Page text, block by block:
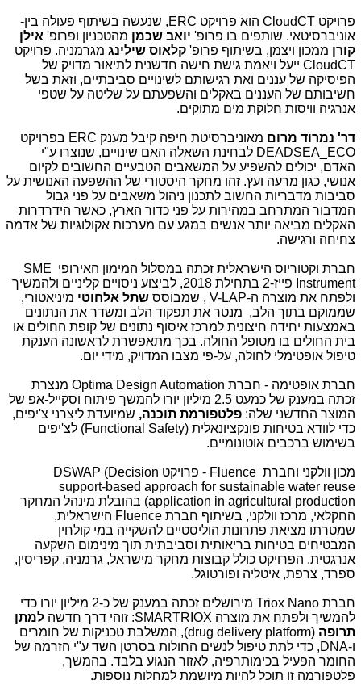
פרויקט CloudCT הוא פרויקט ERC, שנעשה בשיתוף פעולה בין-
אוניברסיטאי. שותפים בו פרופ' יואב שכמן מהטכניון ופרופ' אילן
קורן ממכון ויצמן, בשיתוף פרופ' קלאוס שילינג מגרמניה. פרויקט
CloudCT ייעל ויאמת גישת חישה חדשנית לתיאור מדויק של
הפיסיקה של עננים ואת רגישותם לשינויים סביבתיים, וזאת בשל
חשיבותם של העננים באקלים והשפעתם על שליטה על שטפי
אנרגיה וויסות חלוקת מים מתוקים.
דר' נמרוד מרום מאוניברסיטת חיפה קיבל מענק ERC בפרויקט
DEADSEA_ECO לבחינת השאלה האם שינויים, שנוצרו ע"י
האדם, יכולים להשפיע על המשאבים הטבעיים החשובים לקיום
אנושי, כגון מרעה ועץ. זהו מחקר היסטורי של ההשפעה האנושית על
סביבות מדבריות החשוב לתכנון ניהול משאבים על פני גבול
המדבור המתרחב במהירות על פני כדור הארץ, כאשר הידרדרות
האקלים מביאה יותר אנשים במגע עם מערכות אקולוגיות של אדמה
צחיחה ורגישה.
חברת וקטוריוס הישראלית זכתה במסלול המימון האירופי SME
Instrument
פייז-2 בתחילת 2018, לביצוע ניסויים קליניים ולהמשיך
ולפתח את מוצרה ה-V-LAP , שמבוסס שתל אלחוטי מיניאטורי,
שממוקם בתוך הלב, מנטר את תפקוד הלב ומשדר את הנתונים
באמצעות יחידה חיצונית למרכז איסוף נתונים של קופת החולים או
בית החולים בו מטופל החולה. בכך מתאפשרת לראשונה הענקת
טיפול אופטימלי לחולה, על-פי מצבו המדויק, מידי יום.
חברת אופטימה - חברת Optima Design Automation מנצרת
זכתה במענק של כמעט 2.5 מיליון יורו להמשך פיתוח וסקייל-אפ של
המוצר החדשני שלה: פלטפורמת תוכנה, שמיועדת ליצרני צ'יפים,
כדי לוודא בטיחות פונקציונאלית (Functional Safety) לצ'יפים
בשימוש ברכבים אוטונומיים.
מכון וולקני וחברת Fluence - פרויקט DSWAP (Decision
support-based approach for sustainable water reuse
application in agricultural production) בהובלת מינהל המחקר
החקלאי, מרכז וולקני, בשיתוף חברת Fluence הישראלית,
שמטרתו מציאת פתרונות הוליסטיים להשקייה במי קולחין
המבטיחים בטיחות בריאותית וסביבתית תוך מינימום השקעה
אנרגטית. הפרויקט כולל קבוצות מחקר מישראל, גרמניה, קפריסין,
ספרד, צרפת, איטליה ופורטוגל.
חברת Triox Nano
מירושלים זכתה במענק של כ-2 מיליון יורו כדי
להמשיך ולפתח את מוצרה SMARTRIOX: זוהי דרך חדשה למתן
תרופה (
drug delivery platform), המשלבת טכניקות של חומרים
ו-DNA, כדי לתת טיפול לנשים החולות בסרטן השד ע"י הזרמה של
החומר הפעיל בכימותרפיה, לאזור הנגוע בלבד. בהמשך,
פלטפורמה זו תוכל להיות מיושמת למחלות נוספות.